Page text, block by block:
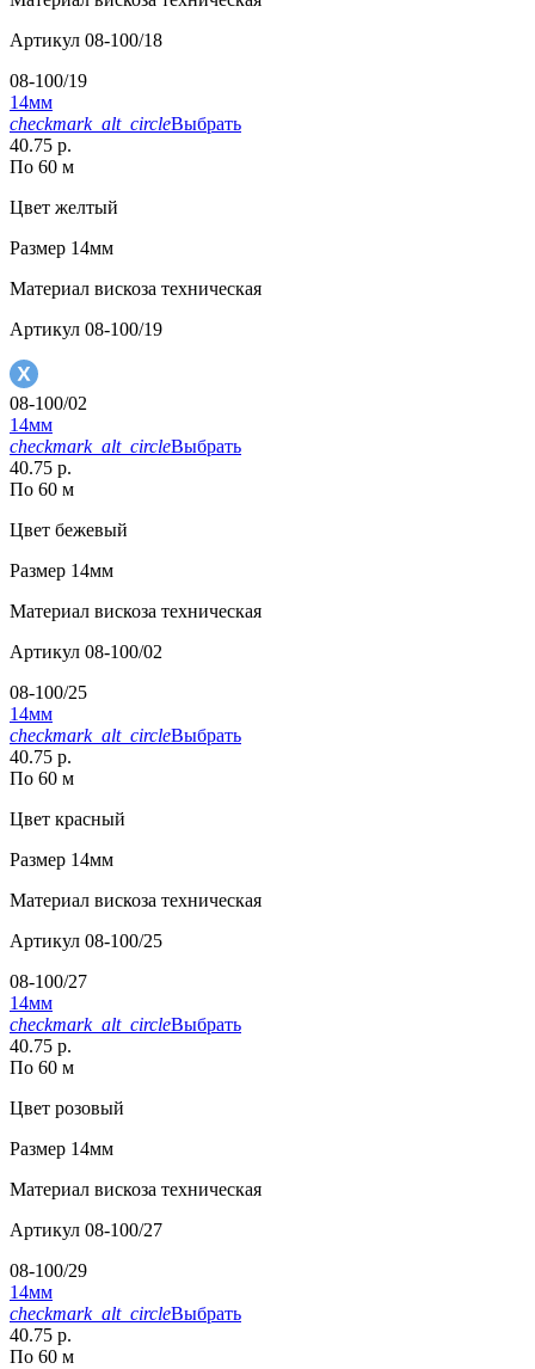
Артикул 08-100/18
08-100/19
14мм
checkmark_alt_circleВыбрать
40.75 р.
По 60 м
Цвет желтый
Размер 14мм
Материал вискоза техническая
Артикул 08-100/19
08-100/02
14мм
checkmark_alt_circleВыбрать
40.75 р.
По 60 м
Цвет бежевый
Размер 14мм
Материал вискоза техническая
Артикул 08-100/02
08-100/25
14мм
checkmark_alt_circleВыбрать
40.75 р.
По 60 м
Цвет красный
Размер 14мм
Материал вискоза техническая
Артикул 08-100/25
08-100/27
14мм
checkmark_alt_circleВыбрать
40.75 р.
По 60 м
Цвет розовый
Размер 14мм
Материал вискоза техническая
Артикул 08-100/27
08-100/29
14мм
checkmark_alt_circleВыбрать
40.75 р.
По 60 м